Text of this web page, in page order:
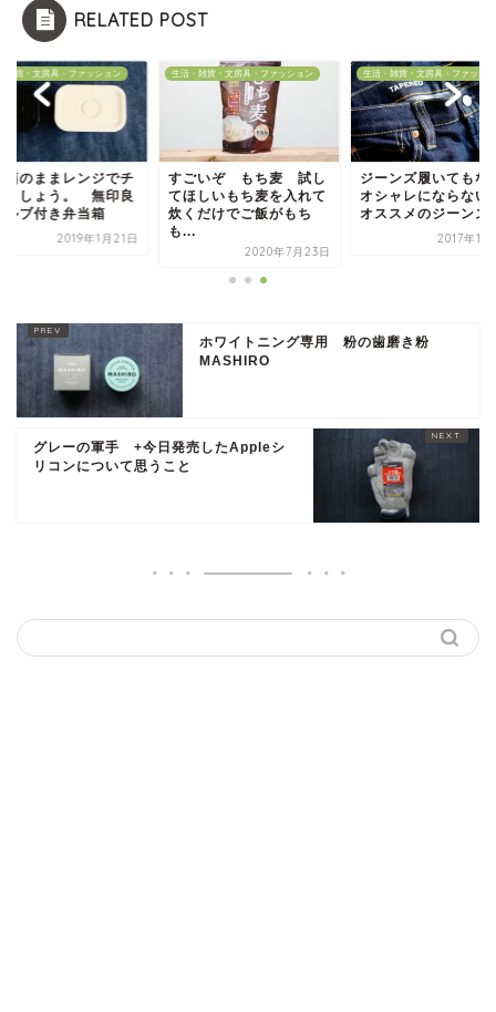
RELATED POST
雑貨・文房具・ファッション
箱のままレンジでチ
ましょう。 無印良
ルブ付き弁当箱
2019年1月21日
生活・雑貨・文房具・ファッション
すごいぞ もち麦 試し
てほしいもち麦を入れて
炊くだけでご飯がもち
も...
2020年7月23日
生活・雑貨・文房具・ファッシ
ジーンズ履いてもな
オシャレにならない
オススメのジーンズ
2017年11
ホワイトニング専用 粉の歯磨き粉
MASHIRO
グレーの軍手 +今日発売したAppleシ
リコンについて思うこと